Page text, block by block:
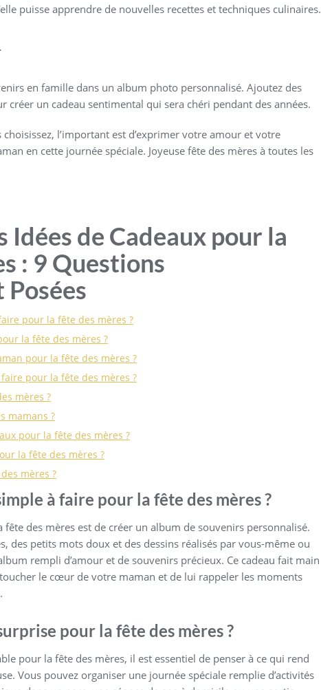
puisse apprendre de nouvelles recettes et techniques culinaires.
en famille dans un album photo personnalisé. Ajoutez des
créer un cadeau sentimental qui sera chéri pendant des années.
l’important est d’exprimer votre amour et votre
en cette journée spéciale. Joyeuse fête des mères à toutes les
Idées de Cadeaux pour la
: 9 Questions
pour la fête des mères ?
la fête des mères ?
pour la fête des mères ?
pour la fête des mères ?
mères ?
mamans ?
pour la fête des mères ?
la fête des mères ?
mères ?
à faire pour la fête des mères ?
des mères est de créer un album de souvenirs personnalisé.
des petits mots doux et des dessins réalisés par vous-même ou
rempli d’amour et de souvenirs précieux. Ce cadeau fait main
le cœur de votre maman et de lui rappeler les moments
pour la fête des mères ?
pour la fête des mères, il est essentiel de penser à ce qui rend
Vous pouvez organiser une journée spéciale remplie d’activités